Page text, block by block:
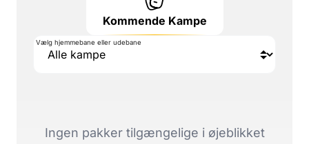
Kommende Kampe
Vælg hjemmebane eller udebane
Ingen pakker tilgængelige i øjeblikket